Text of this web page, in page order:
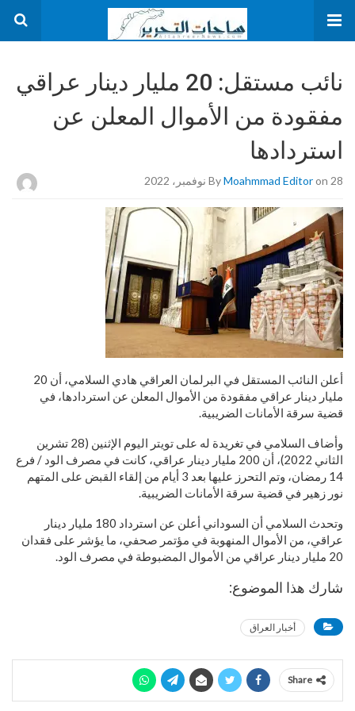
نائب مستقل: 20 مليار دينار عراقي
مفقودة من الأموال المعلن عن
استردادها
ByMoahmmad Editoron 28 نوفمبر، 2022
أعلن النائب المستقل في البرلمان العراقي هادي السلامي، أن 20
مليار دينار عراقي مفقودة من الأموال المعلن عن استردادها، في
قضية سرقة الأمانات الضريبية.
وأضاف السلامي في تغريدة له على تويتر اليوم الإثنين (28 تشرين
الثاني 2022)، أن 200 مليار دينار عراقي، كانت في مصرف الود / فرع
14 رمضان، وتم التحرز عليها بعد 3 أيام من إلقاء القبض على المتهم
نور زهير في قضية سرقة الأمانات الضريبية.
وتحدث السلامي أن السوداني أعلن عن استرداد 180 مليار دينار
عراقي، من الأموال المنهوبة في مؤتمر صحفي، ما يؤشر على فقدان
20 مليار دينار عراقي من الأموال المضبوطة في مصرف الود.
شارك هذا الموضوع:
أخبار العراق
Share